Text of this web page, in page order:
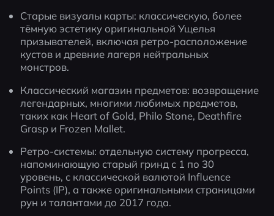
Старые визуалы карты: классическую, более
тёмную эстетику оригинальной Ущелья
призывателей, включая ретро-расположение
кустов и древние лагеря нейтральных
монстров.
Классический магазин предметов: возвращение
легендарных, многими любимых предметов,
таких как Heart of Gold, Philo Stone, Deathfire
Grasp и Frozen Mallet.
Ретро-системы: отдельную систему прогресса,
напоминающую старый гринд с 1 по 30
уровень, с классической валютой Influence
Points (IP), а также оригинальными страницами
рун и талантами до 2017 года.